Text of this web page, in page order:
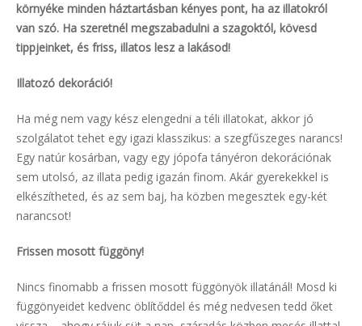
környéke minden háztartásban kényes pont, ha az illatokról
van szó. Ha szeretnél megszabadulni a szagoktól, kövesd
tippjeinket, és friss, illatos lesz a lakásod!
Illatozó dekoráció!
Ha még nem vagy kész elengedni a téli illatokat, akkor jó
szolgálatot tehet egy igazi klasszikus: a szegfűszeges narancs!
Egy natúr kosárban, vagy egy jópofa tányéron dekorációnak
sem utolsó, az illata pedig igazán finom. Akár gyerekekkel is
elkészítheted, és az sem baj, ha közben megesztek egy-két
narancsot!
Frissen mosott függöny!
Nincs finomabb a frissen mosott függönyök illatánál! Mosd ki
függönyeidet kedvenc öblítőddel és még nedvesen tedd őket